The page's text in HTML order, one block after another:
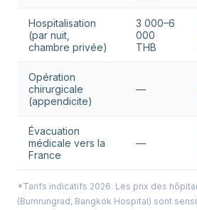
Hospitalisation
(par nuit,
chambre privée)
3 000–6
000
THB
Opération
chirurgicale
(appendicite)
—
Évacuation
médicale vers la
France
—
*Tarifs indicatifs 2026. Les prix des
(Bumrungrad, Bangkok Hospital) sont